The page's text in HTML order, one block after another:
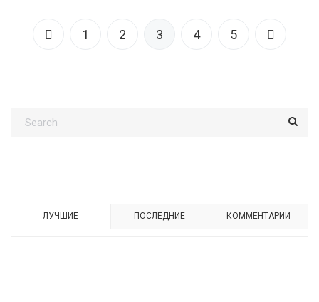
1 2 3 4 5
ЛУЧШИЕ ПОСЛЕДНИЕ КОММЕНТАРИИ